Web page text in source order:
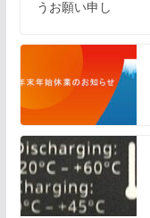
うお願い申し